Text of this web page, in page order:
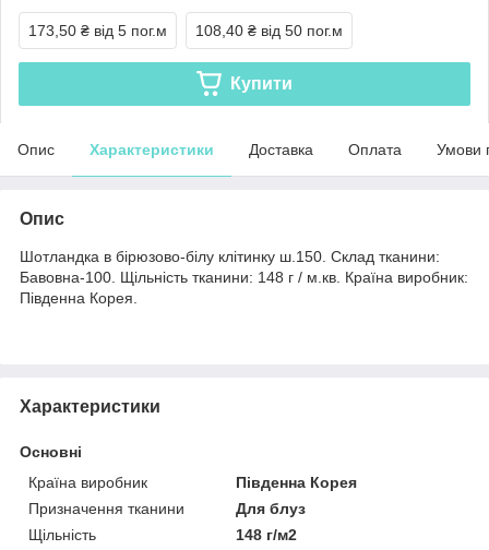
173,50 ₴ від 5 пог.м 108,40 ₴ від 50 пог.м
Купити
Опис Характеристики Доставка Оплата Умови
Опис
Шотландка в бірюзово-білу клітинку ш.150. Склад тканини:
Бавовна-100. Щільність тканини: 148 г / м.кв. Країна виробник:
Південна Корея.
Характеристики
Основні
Країна виробник
Південна Корея
Призначення тканини
Для блуз
Щільність
148 г/м2